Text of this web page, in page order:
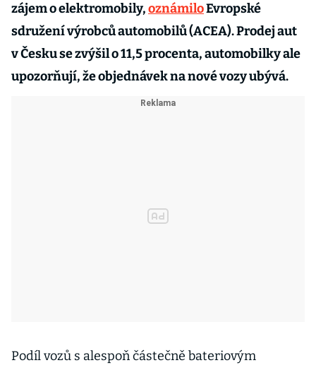
zájem o elektromobily,oznámiloEvropské
sdružení výrobců automobilů (ACEA). Prodej aut
v Česku se zvýšil o 11,5 procenta, automobilky ale
upozorňují, že objednávek na nové vozy ubývá.
Podíl vozů s alespoň částečně bateriovým